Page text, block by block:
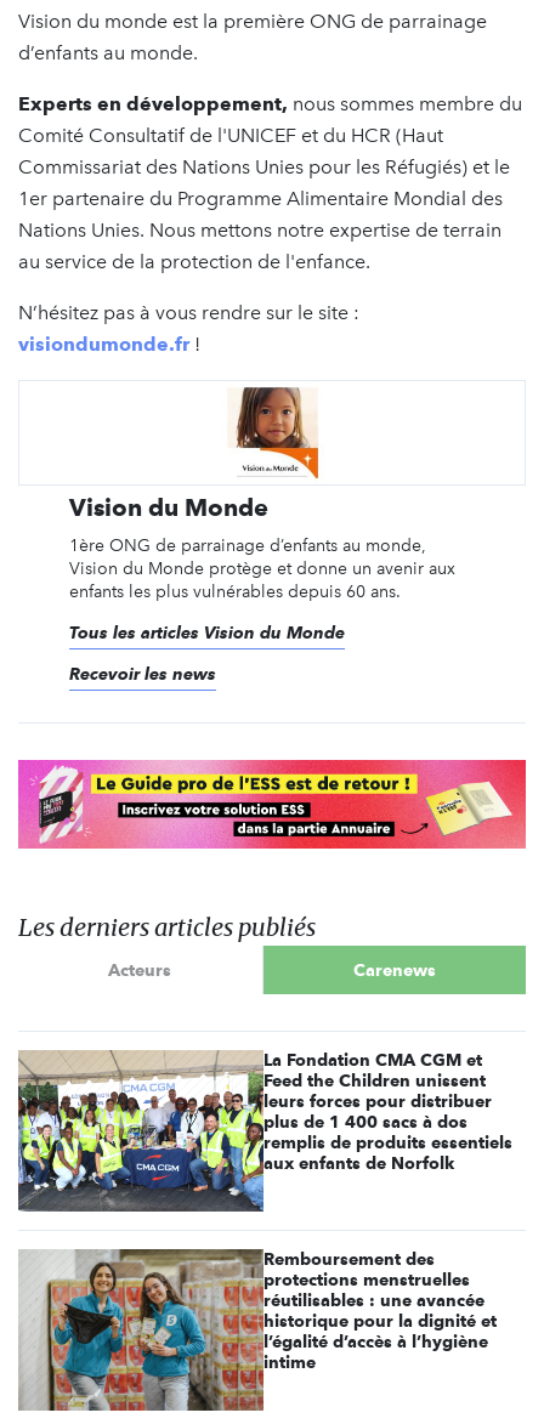
Vision du monde est la première ONG de parrainage
d’enfants au monde.
Experts en développement, nous sommes membre du
Comité Consultatif de l'UNICEF et du HCR (Haut
Commissariat des Nations Unies pour les Réfugiés) et le
1er partenaire du Programme Alimentaire Mondial des
Nations Unies. Nous mettons notre expertise de terrain
au service de la protection de l'enfance.
N’hésitez pas à vous rendre sur le site :
visiondumonde.fr!
Vision du Monde
1ère ONG de parrainage d’enfants au monde,
Vision du Monde protège et donne un avenir aux
enfants les plus vulnérables depuis 60 ans.
Tous les articles Vision du Monde
Recevoir les news
Les derniers articles publiés
Acteurs Carenews
La Fondation CMA CGM et
Feed the Children unissent
leurs forces pour distribuer
plus de 1 400 sacs à dos
remplis de produits essentiels
aux enfants de Norfolk
Remboursement des
protections menstruelles
réutilisables : une avancée
historique pour la dignité et
l’égalité d’accès à l’hygiène
intime